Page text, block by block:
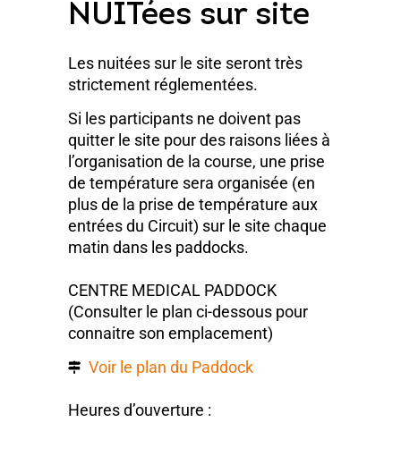
NUITées sur site
Les nuitées sur le site seront très
strictement réglementées.
Si les participants ne doivent pas
quitter le site pour des raisons liées à
l’organisation de la course, une prise
de température sera organisée (en
plus de la prise de température aux
entrées du Circuit) sur le site chaque
matin dans les paddocks.
CENTRE MEDICAL PADDOCK
(Consulter le plan ci-dessous pour
connaitre son emplacement)
Voir le plan du Paddock
Heures d’ouverture :